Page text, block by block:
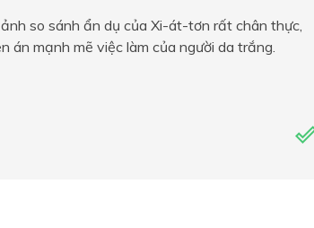
so sánh ẩn dụ của Xi-át-tơn rất chân thực,
án mạnh mẽ việc làm của người da trắng.